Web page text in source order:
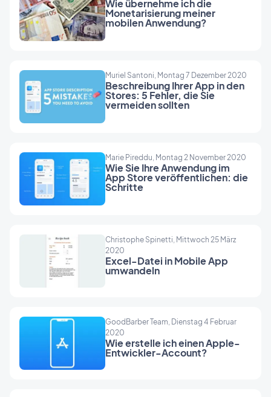
Wie übernehme ich die
Monetarisierung meiner
mobilen Anwendung?
Muriel Santoni, Montag 7 Dezember 2020
Beschreibung Ihrer App in den
Stores: 5 Fehler, die Sie
vermeiden sollten
Marie Pireddu, Montag 2 November 2020
Wie Sie Ihre Anwendung im
App Store veröffentlichen: die
Schritte
Christophe Spinetti, Mittwoch 25 März
2020
Excel-Datei in Mobile App
umwandeln
GoodBarber Team, Dienstag 4 Februar
2020
Wie erstelle ich einen Apple-
Entwickler-Account?